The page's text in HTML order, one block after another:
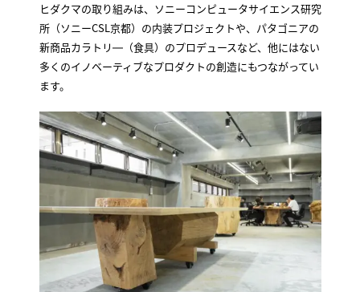
ヒダクマの取り組みは、ソニーコンピュータサイエンス研究
所（ソニーCSL京都）の内装プロジェクトや、パタゴニアの
新商品カラトリ―（食具）のプロデュースなど、他にはない
多くのイノベーティブなプロダクトの創造にもつながってい
ます。